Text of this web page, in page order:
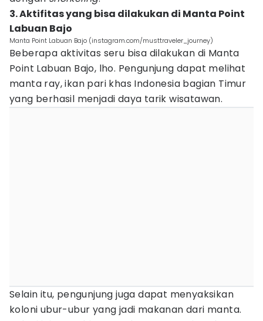
3. Aktifitas yang bisa dilakukan di Manta Point
Labuan Bajo
Manta Point Labuan Bajo (instagram.com/musttraveler_journey)
Beberapa aktivitas seru bisa dilakukan di Manta
Point Labuan Bajo, lho. Pengunjung dapat melihat
manta ray, ikan pari khas Indonesia bagian Timur
yang berhasil menjadi daya tarik wisatawan.
Selain itu, pengunjung juga dapat menyaksikan
koloni ubur-ubur yang jadi makanan dari manta.